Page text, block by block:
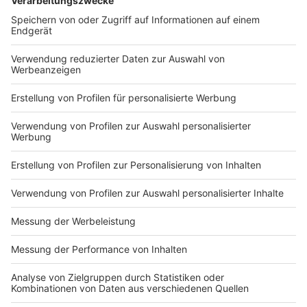
Weitere Infos und Links zum Thema:
Anzeige
Am 6. Februar gab es die erste Verkehrsaktion der
"Letzten Generation" in Düsseldorf (Haroldstraße /
Graf-Adolf-Platz)
Am 15. Februar gab es dann die nächste Aktion
(Berliner Allee / Steinstraße)
Anzeige